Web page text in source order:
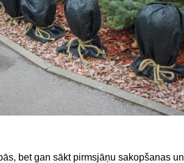
bet gan sākt pirmsjāņu sakopšanas un